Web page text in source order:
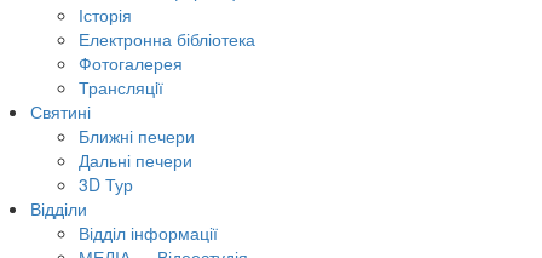
Історія
Електронна бібліотека
Фотогалерея
Трансляцiї
Святині
Ближні печери
Дальні печери
3D Тур
Відділи
Відділ інформації